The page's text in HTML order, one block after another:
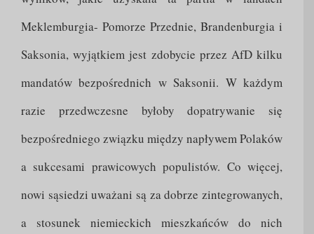
Meklemburgia- Pomorze Przednie, Brandenburgia i
Saksonia, wyjątkiem jest zdobycie przez AfD kilku
mandatów bezpośrednich w Saksonii. W każdym
razie przedwczesne byłoby dopatrywanie się
bezpośredniego związku między napływem Polaków
a sukcesami prawicowych populistów. Co więcej,
nowi sąsiedzi uważani są za dobrze zintegrowanych,
a stosunek niemieckich mieszkańców do nich